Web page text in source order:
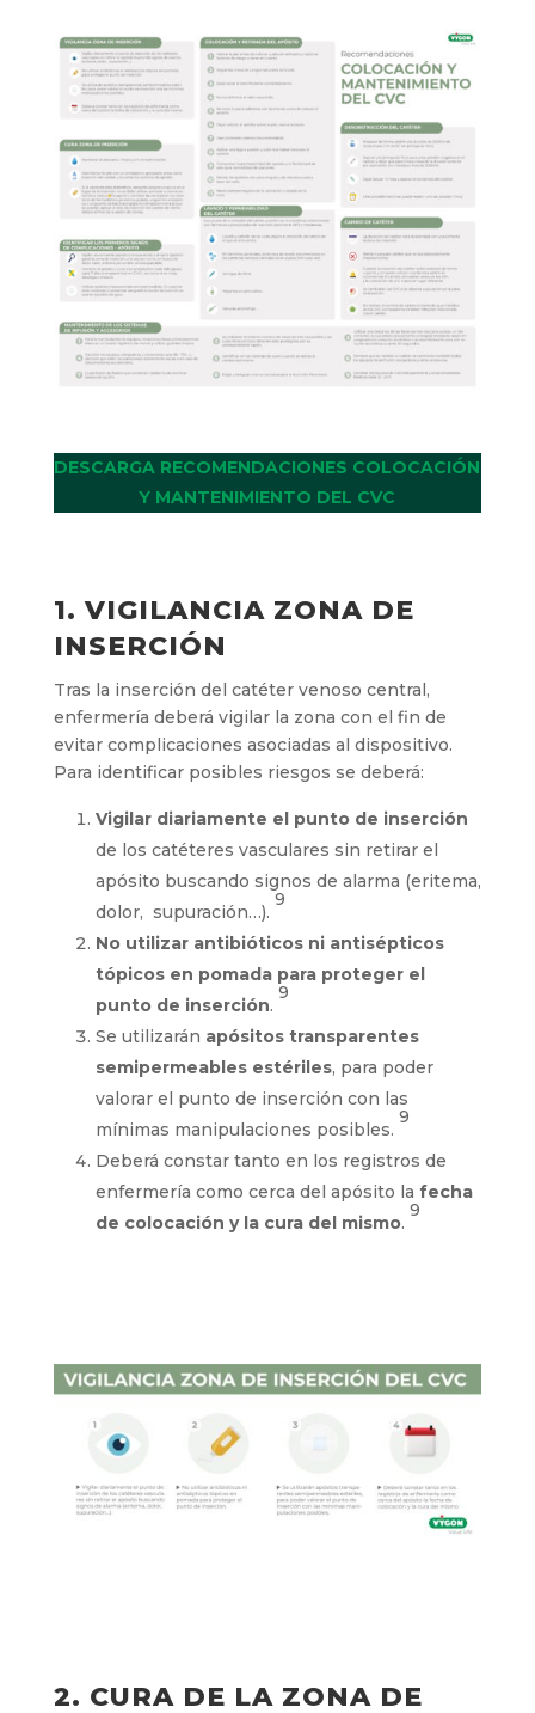
DESCARGA RECOMENDACIONES COLOCACIÓN
Y MANTENIMIENTO DEL CVC
1. VIGILANCIA ZONA DE
INSERCIÓN
Tras la inserción del catéter venoso central,
enfermería deberá vigilar la zona con el fin de
evitar complicaciones asociadas al dispositivo.
Para identificar posibles riesgos se deberá:
Vigilar diariamente el punto de inserción
de los catéteres vasculares sin retirar el
apósito buscando signos de alarma (eritema,
dolor, supuración…).
9
No utilizar antibióticos ni antisépticos
tópicos en pomada para proteger el
punto de inserción.
9
Se utilizarán apósitos transparentes
semipermeables estériles, para poder
valorar el punto de inserción con las
mínimas manipulaciones posibles.
9
Deberá constar tanto en los registros de
enfermería como cerca del apósito la fecha
de colocación y la cura del mismo.
9
2. CURA DE LA ZONA DE